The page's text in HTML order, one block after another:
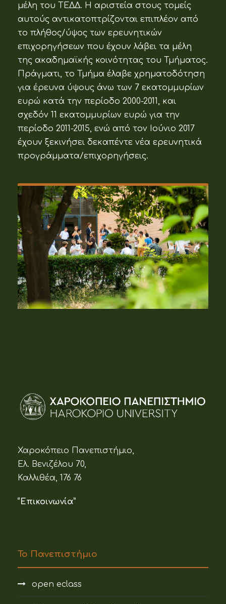
μέλη του ΤΕΔΔ. Η αριστεία στους τομείς
αυτούς αντικατοπτρίζονται επιπλέον από
το πλήθος/ύψος των ερευνητικών
επιχορηγήσεων που έχουν λάβει τα μέλη
της ακαδημαϊκής κοινότητας του Τμήματος.
Πράγματι, το Τμήμα έλαβε χρηματοδότηση
για έρευνα ύψους άνω των 7 εκατομμυρίων
ευρώ κατά την περίοδο 2000-2011, και
σχεδόν 11 εκατομμυρίων ευρώ για την
περίοδο 2011-2015, ενώ από τον Ιούνιο 2017
έχουν ξεκινήσει δεκαπέντε νέα ερευνητικά
προγράμματα/επιχορηγήσεις.
Κατεβάστε τον κατάλογο προγραμμάτων
και ερευνών
Χαροκόπειο Πανεπιστήμιο,
Ελ. Βενιζέλου 70,
Καλλιθέα, 176 76
“Επικοινωνία”
Το Πανεπιστήμιο
open eclass